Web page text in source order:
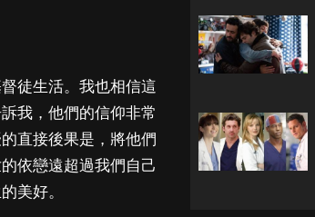
徒生活。我也相信這
我，他們的信仰非常
直接後果是，將他們
依戀遠超過我們自己
美好。